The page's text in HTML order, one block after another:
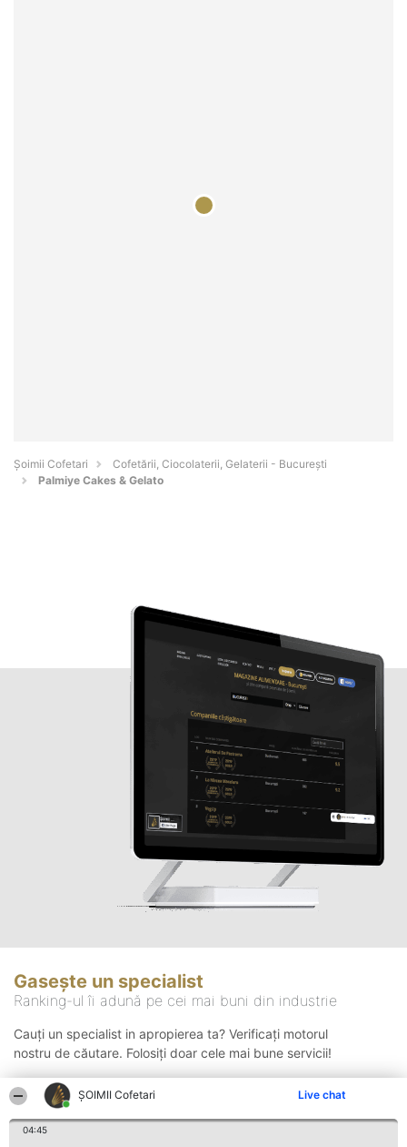
ȘOIMII Cofetari Live chat
04:45
Șoimii Cofetari
Cofetării, Ciocolaterii, Gelaterii - Bucureşti
Palmiye Cakes & Gelato
Gasește un specialist
Ranking-ul îi adună pe cei mai buni din industrie
Cauți un specialist in apropierea ta? Verificați motorul
nostru de căutare. Folosiți doar cele mai bune servicii!